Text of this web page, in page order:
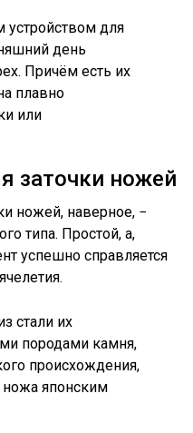
для
день
Причём есть их
плавно
или
заточки ножей
ножей, наверное, −
типа. Простой, а,
успешно справляется
стали их
породами камня,
происхождения,
ножа японским